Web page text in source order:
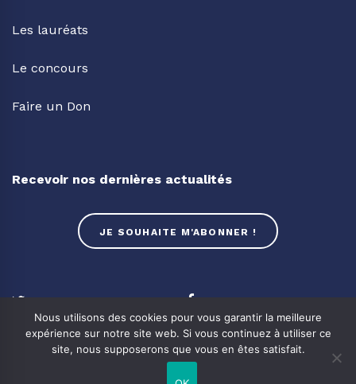
Les lauréats
Le concours
Faire un Don
Recevoir nos dernières actualités
JE SOUHAITE M'ABONNER !
Twitter Facebook
Linkedin Youtube
Nous utilisons des cookies pour vous garantir la meilleure
expérience sur notre site web. Si vous continuez à utiliser ce
site, nous supposerons que vous en êtes satisfait.